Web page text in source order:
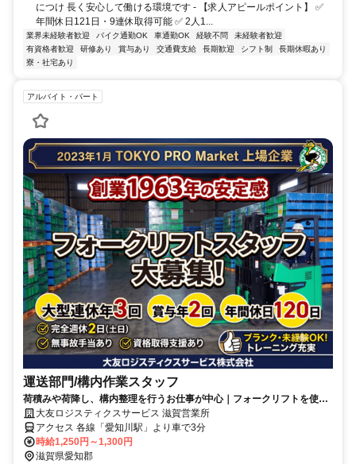
につけ 長く安心して働ける環境です - 【求人アピールポイント】 ✅
年間休日121日・9連休取得可能 ✅ 2人1...
業界未経験者歓迎 バイク通勤OK 車通勤OK 経験不問
未経験者歓迎
有資格者歓迎
研修あり 賞与あり 交通費支給 長期歓迎 シフト制
長期休暇あり
寮・社宅あり
アルバイト・パート
運送部門/構内作業スタッフ
荷積みや荷降し、構内整理を行うお仕事が中心｜フォークリフトを使用
｜自分のペースで働けます
大友ロジスティクスサービス 滋賀営業所
アクセス 各線「愛知川駅」より車で3分
時給1,250円～1,300円
滋賀県愛知郡